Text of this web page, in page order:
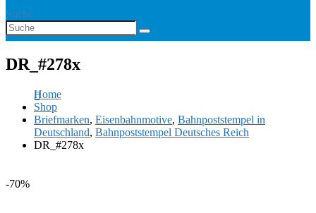
Suche
DR_#278x
Home
Shop
Briefmarken, Eisenbahnmotive, Bahnpoststempel in
Deutschland, Bahnpoststempel Deutsches Reich
DR_#278x
-70%